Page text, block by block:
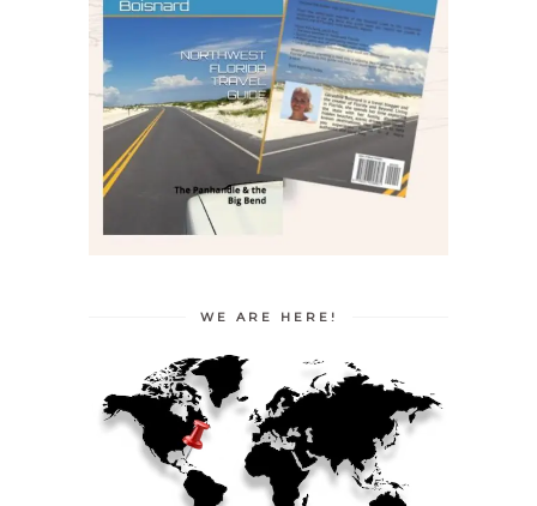
WE ARE HERE!